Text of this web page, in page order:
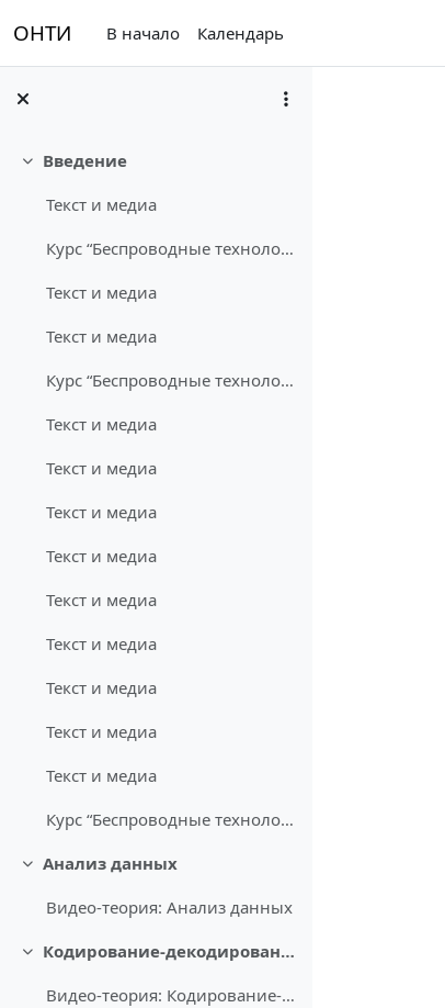
ОНТИ В начало Календарь
Свернуть
Введение
Текст и медиа
Курс “Беспроводные технологии связи” возник как ...
Текст и медиа
Текст и медиа
Курс “Беспроводные технологии связи” возник как ... (копия)
Текст и медиа
Текст и медиа
Текст и медиа
Текст и медиа
Текст и медиа
Текст и медиа
Текст и медиа
Текст и медиа
Текст и медиа
Курс “Беспроводные технологии связи” возник как ... (копия)
Свернуть
Анализ данных
Видео-теория: Анализ данных
Свернуть
Кодирование-декодирование
Видео-теория: Кодирование-декодирование